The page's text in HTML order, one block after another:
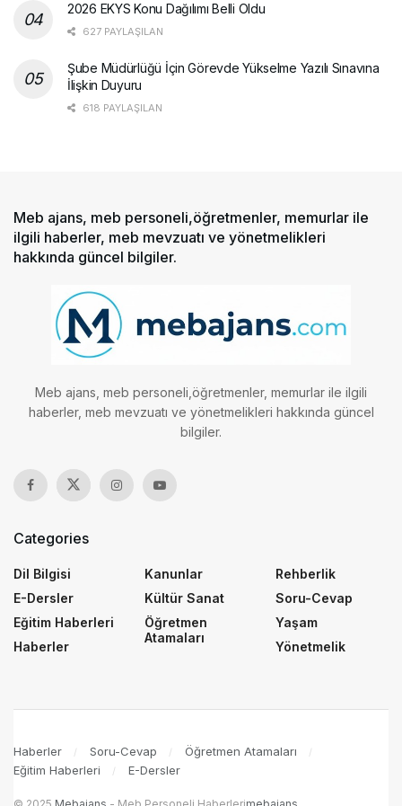
2026 EKYS Konu Dağılımı Belli Oldu
627 PAYLAŞILAN
Şube Müdürlüğü İçin Görevde Yükselme Yazılı Sınavına
İlişkin Duyuru
618 PAYLAŞILAN
Meb ajans, meb personeli,öğretmenler, memurlar ile
ilgili haberler, meb mevzuatı ve yönetmelikleri
hakkında güncel bilgiler.
Meb ajans, meb personeli,öğretmenler, memurlar ile ilgili
haberler, meb mevzuatı ve yönetmelikleri hakkında güncel
bilgiler.
Categories
Dil Bilgisi
E-Dersler
Eğitim Haberleri
Haberler
Kanunlar
Kültür Sanat
Öğretmen
Atamaları
Rehberlik
Soru-Cevap
Yaşam
Yönetmelik
Haberler Soru-Cevap
Öğretmen Atamaları
Eğitim Haberleri
E-Dersler